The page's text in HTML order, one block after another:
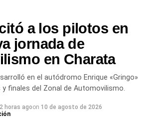
de trabajadores contratados
el régimen de presentismo.
de más personal para el turno
expresaron que buscan
a los pilotos en
jornada de
en Charata
en el autódromo Enrique «Gringo»
y finales del Zonal de Automovilismo.
2 horas agoon 10 de agosto de 2026